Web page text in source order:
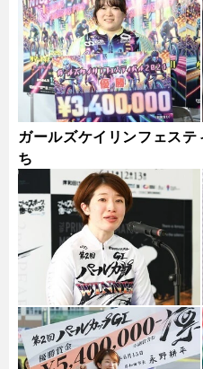
ガールズケイリンフェス
ち